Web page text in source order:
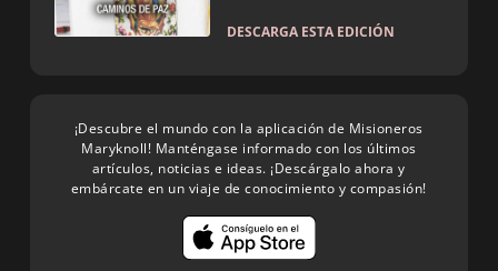
DESCARGA ESTA EDICIÓN
¡Descubre el mundo con la aplicación de Misioneros
Maryknoll! Manténgase informado con los últimos
artículos, noticias e ideas. ¡Descárgalo ahora y
embárcate en un viaje de conocimiento y compasión!